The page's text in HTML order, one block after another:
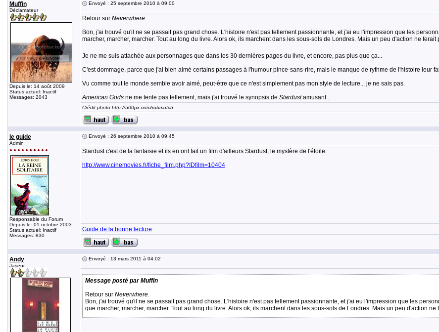
Muffin
Déclamateur
Depuis le: 14 août 2009
Status actuel: Inactif
Messages: 2043
Envoyé : 25 septembre 2010 à 09:00
Retour sur Neverwhere.
Bon, j'ai trouvé qu'il ne se passait pas grand chose. L'histoire n'est pas tellement passionnante, et j'ai eu l'impression que les
marcher, marcher, marcher. Tout au long du livre. Alors ok, ils marchent dans les sous-sols de Londres. Mais un peu d'action ne
Je ne me suis attachée aux personnages que dans les 30 dernières pages du livre, et encore, pas plus que ça...
C'est dommage, parce que j'ai bien aimé certains passages à l'humour pince-sans-rire, mais le manque de rythme de l'histoire leur
Vu comme tout le monde semble avoir aimé, peut-être que ce n'est simplement pas mon style de lecture... je ne sais pas.
American Godsne me tente pas tellement, mais j'ai trouvé le synopsis de Stardustamusant...
Crédit photo http://500px.com/robmutch
le guide
Admin
Responsable du Forum
Depuis le: 01 octobre 2003
Status actuel: Inactif
Messages: 830
Envoyé : 26 septembre 2010 à 09:45
Stardust c'est de la fantaisie et ils en ont fait un film d'ailleurs Stardust, le mystère de l'étoile.
http://www.cinemovies.fr/fiche_film.php?IDfilm=10404
Guide de la bonne lecture
Andy
Jaseur
Envoyé : 13 mars 2011 à 04:02
Message posté par Muffin
Retour sur Neverwhere.
Bon, j'ai trouvé qu'il ne se passait pas grand chose. L'histoire n'est pas tellement passionnante, et j'ai eu l'impression que les
que marcher, marcher, marcher. Tout au long du livre. Alors ok, ils marchent dans les sous-sols de Londres. Mais un peu d'action